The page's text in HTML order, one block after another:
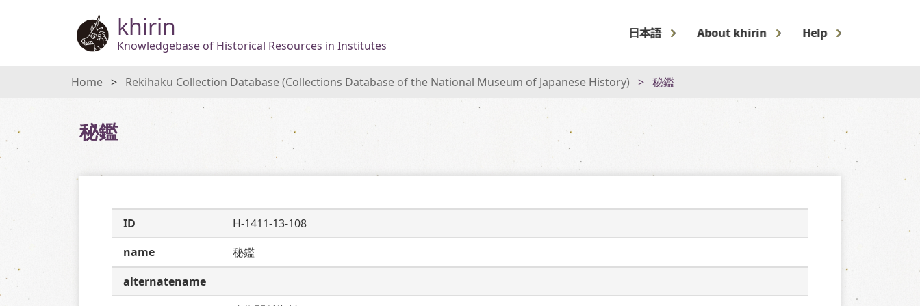
khirin
Knowledgebase of Historical Resources in Institutes
日本語 About khirin Help
Home Rekihaku Collection Database (Collections Database of the National Museum of Japanese History) 秘鑑
秘鑑
ID
H-1411-13-108
name
秘鑑
alternatename